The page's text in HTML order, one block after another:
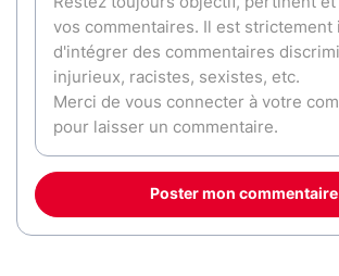
Poster mon commentaire